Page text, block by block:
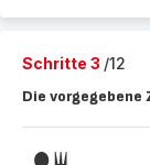
Schritte 3 /12
Die vorgegebene